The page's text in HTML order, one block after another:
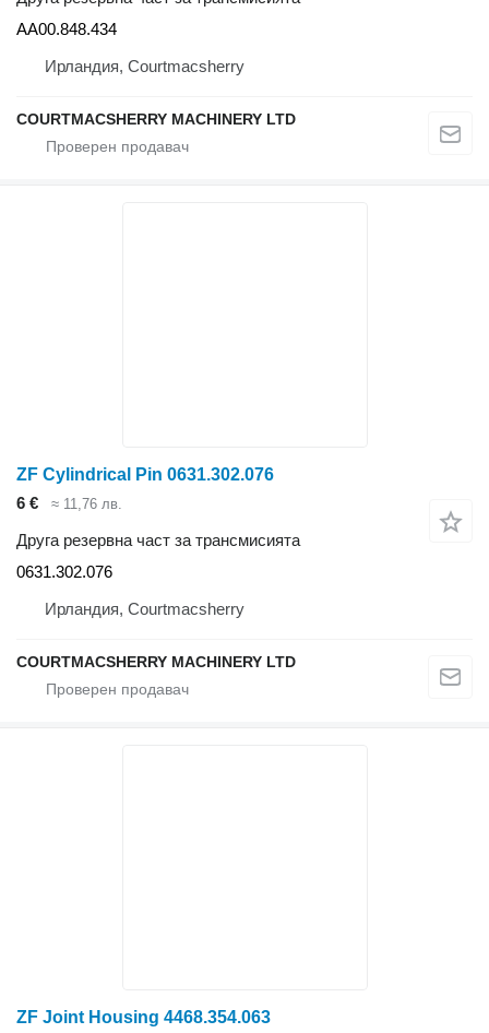
AA00.848.434
Ирландия, Courtmacsherry
COURTMACSHERRY MACHINERY LTD
ZF Cylindrical Pin 0631.302.076
6 €
≈ 11,76 лв.
Друга резервна част за трансмисията
0631.302.076
Ирландия, Courtmacsherry
COURTMACSHERRY MACHINERY LTD
ZF Joint Housing 4468.354.063